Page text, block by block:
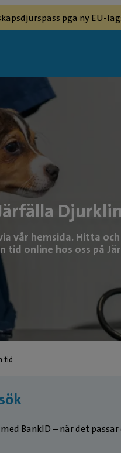
pga ny EU-
vår hemsida. Hitta
online hos oss på
tid
BankID – när det passar